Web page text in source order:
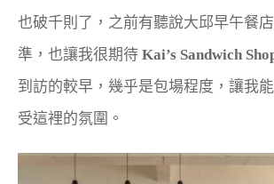
也破千則了，之前有聽說大邱早午餐
準，也讓我很期待 Kai’s Sandwich
到訪的較早，幾乎是包場程度，讓我
受這裡的氛圍。